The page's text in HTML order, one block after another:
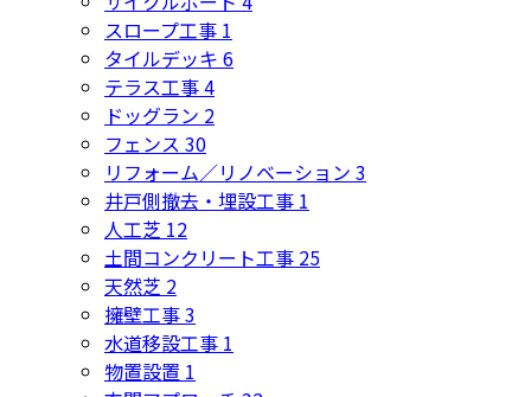
スロープ工事 1
タイルデッキ 6
テラス工事4
ドッグラン 2
フェンス 30
リフォーム／リノベーション 3
井戸側撤去・埋設工事 1
人工芝 12
土間コンクリート工事 25
天然芝 2
擁壁工事3
水道移設工事 1
物置設置 1